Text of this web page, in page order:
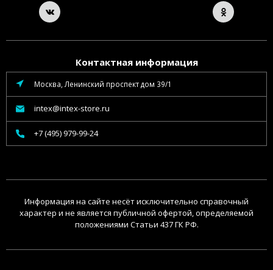
Контактная информация
Москва, Ленинский проспект дом 39/1
intex@intex-store.ru
+7 (495) 979-99-24
Информация на сайте несёт исключительно справочный
характер и не является публичной офертой, определяемой
положениями Статьи 437 ГК РФ.